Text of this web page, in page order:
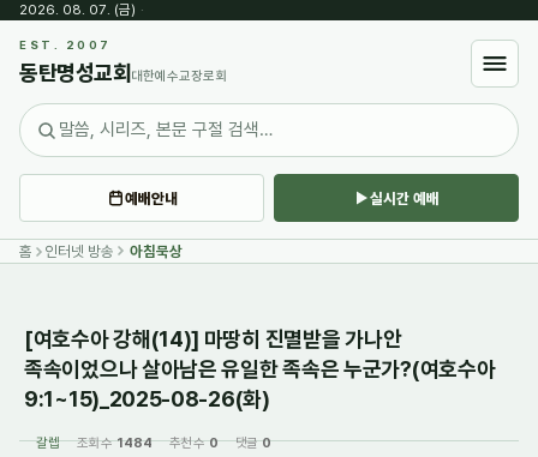
2026. 08. 07. (금) ·
EST. 2007
동탄명성교회 대한예수교장로회
예배안내 실시간 예배
홈 인터넷 방송 아침묵상
[여호수아 강해(14)] 마땅히 진멸받을 가나안
족속이었으나 살아남은 유일한 족속은 누군가?(여호수아
9:1~15)_2025-08-26(화)
갈렙 조회 수1484 추천 수0 댓글0
Sketchbook5, 스케치북5
Sketchbook5, 스케치북5